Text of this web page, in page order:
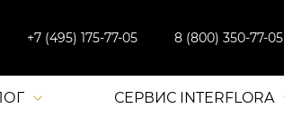
+7 (495) 175-77-05 8 (800) 350-77-05
СЕРВИС INTERFLORA